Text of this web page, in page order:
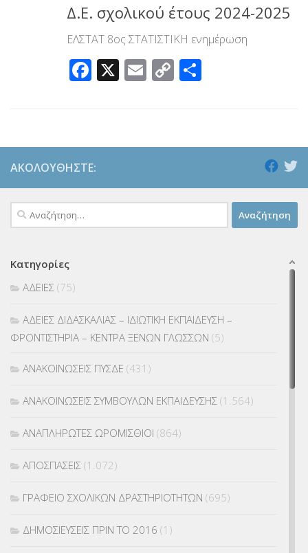
Δ.Ε. σχολικού έτους 2024-2025
ΕΛΣΤΑΤ 8ος ΣΤΑΤΙΣΤΙΚΗ ενημέρωση
Facebook
X Email
Copy
ΑΚΟΛΟΥΘΉΣΤΕ:
Αναζήτηση
για:
Κατηγορίες
ΑΔΕΙΕΣ (75)
ΑΔΕΙΕΣ ΔΙΔΑΣΚΑΛΙΑΣ – ΙΔΙΩΤΙΚΗ ΕΚΠΑΙΔΕΥΣΗ –
ΦΡΟΝΤΙΣΤΗΡΙΑ – ΚΕΝΤΡΑ ΞΕΝΩΝ ΓΛΩΣΣΩΝ (5)
ΑΝΑΚΟΙΝΩΣΕΙΣ ΠΥΣΔΕ (431)
ΑΝΑΚΟΙΝΩΣΕΙΣ ΣΥΜΒΟΥΛΩΝ ΕΚΠΑΙΔΕΥΣΗΣ (1.564)
ΑΝΑΠΛΗΡΩΤΕΣ ΩΡΟΜΙΣΘΙΟΙ (864)
ΑΠΟΣΠΑΣΕΙΣ (1.072)
ΓΡΑΦΕΙΟ ΣΧΟΛΙΚΩΝ ΔΡΑΣΤΗΡΙΟΤΗΤΩΝ (695)
ΔΗΜΟΣΙΕΥΣΕΙΣ ΠΡΙΝ ΤΟ 2016 (1)